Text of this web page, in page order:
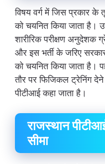
विषय वर्ग में जिस प्रकार के
को चयनित किया जाता है।
शारीरिक परीक्षण अनुदेशक
और इस भर्ती के जरिए
को चयनित किया जाता
तौर पर फिजिकल ट्रेनिंग
पीटीआई कहा जाता है।
राजस्थान
सीमा